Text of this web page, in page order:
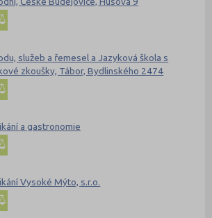
služeb a řemesel a Jazyková škola s
zkoušky, Tábor, Bydlinského 2474
a gastronomie
Vysoké Mýto, s.r.o.